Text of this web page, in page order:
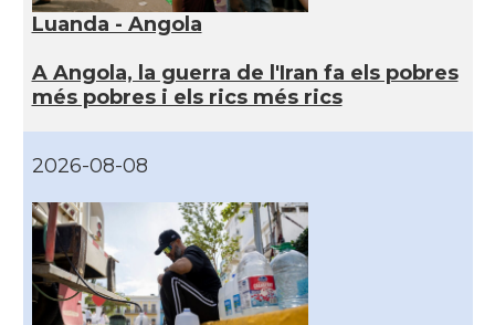
Luanda - Angola
A Angola, la guerra de l'Iran fa els pobres
més pobres i els rics més rics
2026-08-08